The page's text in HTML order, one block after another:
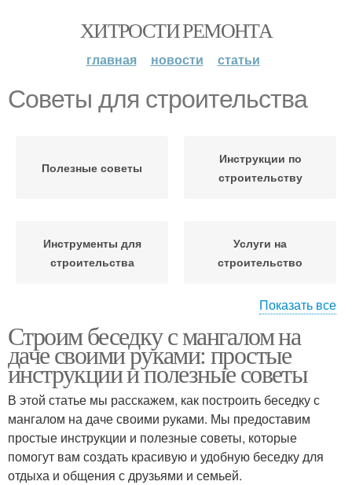
ХИТРОСТИ РЕМОНТА
главная новости статьи
Советы для строительства
Полезные советы
Инструкции по
строительству
Инструменты для
строительства
Услуги на
строительство
Строительство из труб
Показать все
Строим беседку с мангалом на
даче своими руками: простые
инструкции и полезные советы
В этой статье мы расскажем, как построить беседку с
мангалом на даче своими руками. Мы предоставим
простые инструкции и полезные советы, которые
помогут вам создать красивую и удобную беседку для
отдыха и общения с друзьями и семьей.